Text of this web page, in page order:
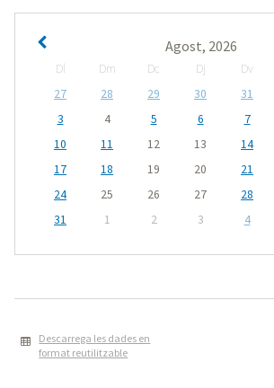
Agost, 2026
Dl Dm Dc Dj Dv
27
28 29 30 31
3
4 5 6 7
10
11 12 13 14
17
18 19 20 21
24
25 26 27 28
31
1 2 3 4
Descarrega les dades en
format reutilitzable